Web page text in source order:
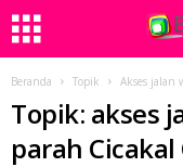
Beranda Topik Akses jalan
Topik: akses
parah